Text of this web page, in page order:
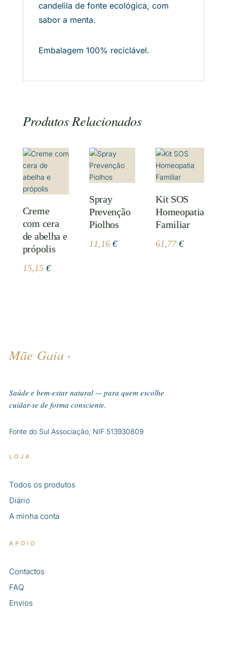
candelila de fonte ecológica, com
sabor a menta.
Embalagem 100% reciclável.
Produtos Relacionados
Creme
com cera
de abelha e
própolis
15,15 €
Spray
Prevenção
Piolhos
11,16 €
Kit SOS
Homeopatia
Familiar
61,77€
Mãe Gaia ·
Saúde e bem-estar natural — para quem escolhe
cuidar-se de forma consciente.
Fonte do Sul Associação, NIF 513930809
LOJA
Todos os produtos
Diário
A minha conta
APOIO
Contactos
FAQ
Envios